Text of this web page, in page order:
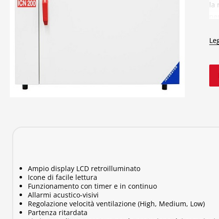
la
Ampio display LCD retroilluminato
Icone di facile lettura
Funzionamento con timer e in continuo
Allarmi acustico-visivi
Regolazione velocità ventilazione (High, Medium, Low)
Partenza ritardata